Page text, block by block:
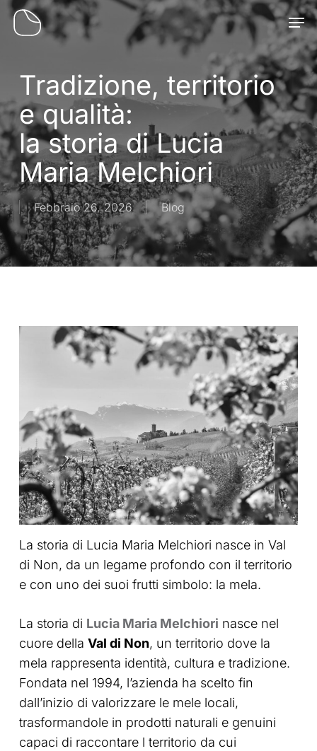
Skip
Tradizione, territorio
e qualità:
la storia di Lucia
Maria Melchiori
Febbraio 26, 2026 Blog
La storia di Lucia Maria Melchiori nasce in Val
di Non, da un legame profondo con il territorio
e con uno dei suoi frutti simbolo: la mela.
La storia di Lucia Maria Melchiori nasce nel
cuore della Val di Non, un territorio dove la
mela rappresenta identità, cultura e tradizione.
Fondata nel 1994, l’azienda ha scelto fin
dall’inizio di valorizzare le mele locali,
trasformandole in prodotti naturali e genuini
capaci di raccontare l territorio da cui